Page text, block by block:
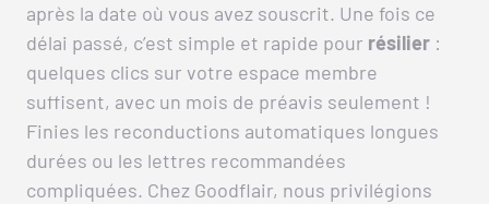
après la date où vous avez souscrit. Une fois ce
délai passé, c’est simple et rapide pour résilier :
quelques clics sur votre espace membre
suffisent, avec un mois de préavis seulement !
Finies les reconductions automatiques longues
durées ou les lettres recommandées
compliquées. Chez Goodflair, nous privilégions